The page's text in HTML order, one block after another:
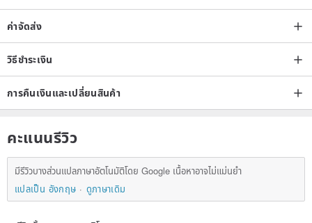
ค่าจัดส่ง
วิธีชำระเงิน
การคืนเงินและเปลี่ยนสินค้า
คะแนนรีวิว
มีรีวิวบางส่วนแปลภาษาอัตโนมัติโดย Google เนื้อหาอาจไม่แม่นยำ
แปลเป็น อังกฤษ
ดูภาษาเดิม